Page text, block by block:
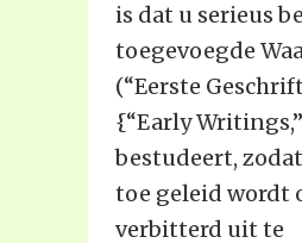
is dat u serieus
toegevoegde
(“Eerste
{“Early
bestudeert,
toe geleid wordt
verbitterd uit te